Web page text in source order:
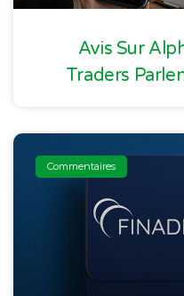
Avis Sur
Traders
Commentaires